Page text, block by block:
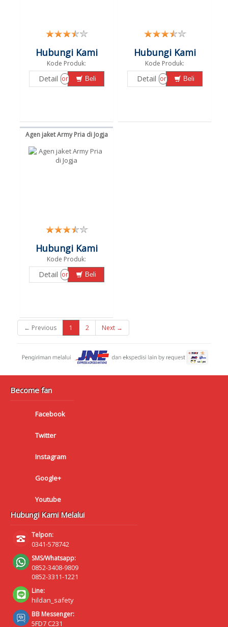
Hubungi Kami
Kode Produk:
Detail or Beli
Hubungi Kami
Kode Produk:
Detail or Beli
Agen jaket Army Pria di Jogja
Hubungi Kami
Kode Produk:
Detail or Beli
← Previous 1 2 Next →
Become fan
Facebook
Twitter
Instagram
Google+
Youtube
Hubungi Kami Melalui
Telpon:
0341-578742
SMS/Whatsapp:
0852-3408-9809
0852-3311-1221
Line:
hildan_safety
BB Messenger:
5FD7 C231